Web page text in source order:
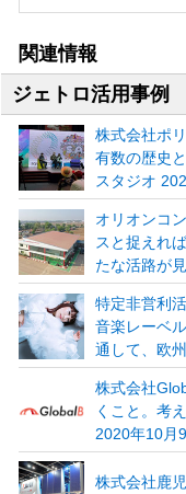
関連情報
ジェトロ活用事例
株式会社ポ
有数の歴史
スタジオ
オリオンコ
スと捉えれ
たな活路が
特定非営利
音楽レーベ
通して、欧
株式会社
くこと。考
2020年10月
株式会社鹿